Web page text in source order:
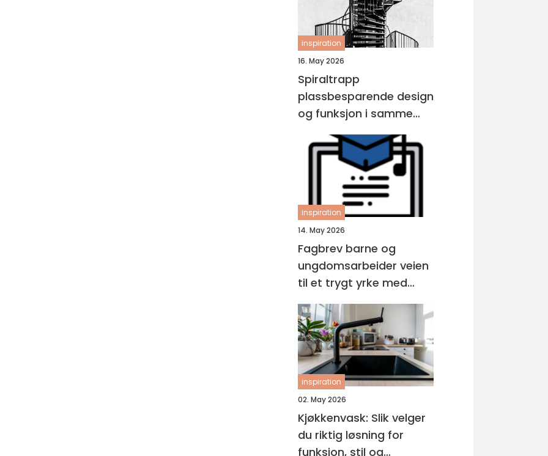
inspiration
16. May 2026
Spiraltrapp
plassbesparende design
og funksjon i samme
løsning
inspiration
14. May 2026
Fagbrev barne og
ungdomsarbeider veien
til et trygt yrke med
mening
inspiration
02. May 2026
Kjøkkenvask: Slik velger
du riktig løsning for
funksjon, stil og